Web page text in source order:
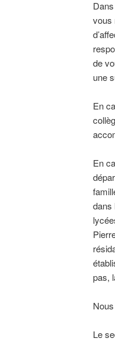
vous
de
une
En
En
dans
pas,
Le